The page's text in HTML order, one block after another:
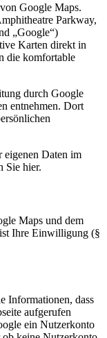
Google Maps.
Parkway,
„Google“)
Karten direkt in
die komfortable
durch Google
entnehmen. Dort
Daten im
Sie hier.
Maps und dem
Ihre Einwilligung (§
Informationen, dass
aufgerufen
ein Nutzerkonto